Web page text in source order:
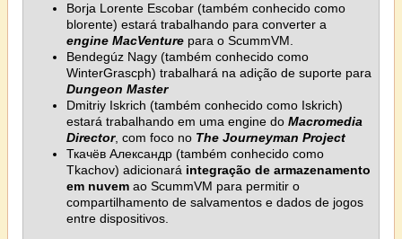
Borja Lorente Escobar (também conhecido como
blorente) estará trabalhando para converter a
engine MacVenture para o ScummVM.
Bendegúz Nagy (também conhecido como
WinterGrascph) trabalhará na adição de suporte para
Dungeon Master
Dmitriy Iskrich (também conhecido como Iskrich)
estará trabalhando em uma engine do Macromedia
Director, com foco no The Journeyman Project
Ткачёв Александр (também conhecido como
Tkachov) adicionará integração de armazenamento
em nuvem ao ScummVM para permitir o
compartilhamento de salvamentos e dados de jogos
entre dispositivos.